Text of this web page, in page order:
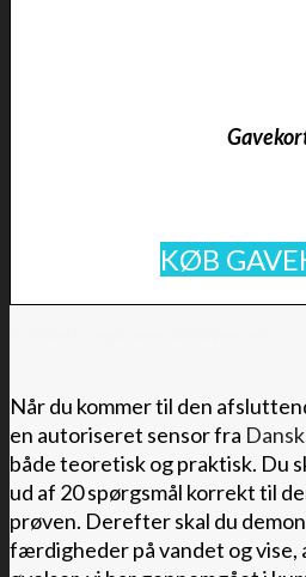
KØB
Når du kommer til den
en autoriseret sensor fra
både teoretisk og praktisk. Du
ud af 20 spørgsmål korrekt til
prøven. Derefter skal du
færdigheder på vandet og vise,